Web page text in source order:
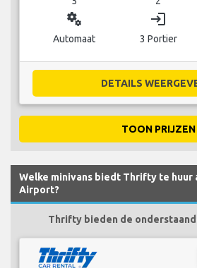
miscellaneous_services
Automaat
login
3 Portier
DETAILS
TOON PRIJZEN
Welke minivans biedt Thrifty te huur
Airport?
Thrifty bieden de